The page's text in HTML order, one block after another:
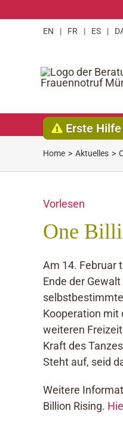
EN | FR | ES |
Erste Hilfe
Home Aktuelles
Vorlesen
One
Am 14. Februar
Ende der
Kooperation mit
weiteren
Kraft des
Steht auf, seid
Weitere
Billion Rising.